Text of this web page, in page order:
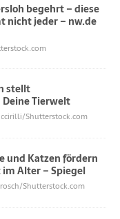
begehrt – diese
nicht jeder – nw.de
stellt
Tierwelt
Shutterstock.com
und Katzen fördern
Alter – Spiegel
Shutterstock.com